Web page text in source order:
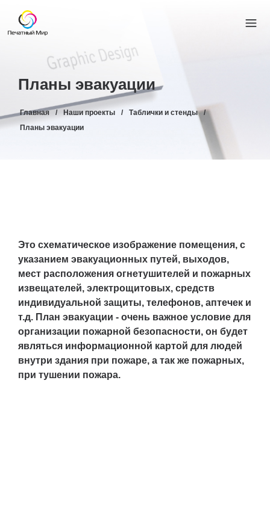
Планы эвакуации
Главная / Наши проекты / Таблички и стенды
/
Планы эвакуации
Это схематическое изображение помещения, с
указанием эвакуационных путей, выходов,
мест расположения огнетушителей и пожарных
извещателей, электрощитовых, средств
индивидуальной защиты, телефонов, аптечек и
т.д. План эвакуации - очень важное условие для
организации пожарной безопасности, он будет
являться информационной картой для людей
внутри здания при пожаре, а так же пожарных,
при тушении пожара.